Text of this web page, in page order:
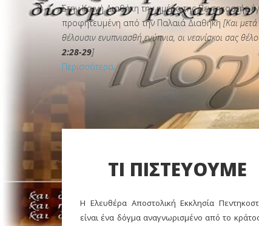
Στην Καινή Διαθήκη την ημέρα της
προφητευμένη από την Παλαιά Διαθήκη [Και
θέλουσιν ενυπνιασθή ενύπνια, οι νεανίσκοι σας
2:28-29]
Περισσότερα...
ΤΙ ΠΙΣΤΕΥΟΥΜΕ
Η Ελευθέρα Αποστολική Εκκλησία
είναι ένα δόγμα αναγνωρισμένο από το